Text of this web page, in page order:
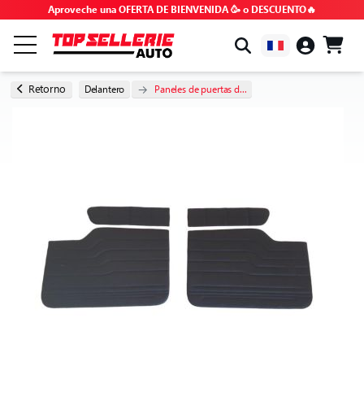
Aproveche una OFERTA DE BIENVENIDA 🥳 o DESCUENTO🔥
POR MARCA Y MODELO
CÓDIGOS PROMOCIONALES
CONSEJOS Y TUTORIALES
Retorno Delantero Paneles de puertas d...